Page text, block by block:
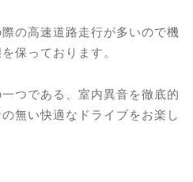
の高速道路走行が多いので機
保っております。
つである、室内異音を徹底的
無い快適なドライブをお楽し